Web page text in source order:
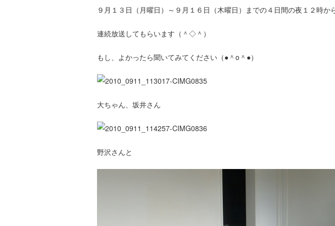
９月１３日（月曜日）～９月１６日（木曜日）までの４日間の夜１２時か
連続放送してもらいます（＾◇＾）
もし、よかったら聞いてみてください（●＾o＾●）
大ちゃん、坂井さん
野沢さんと